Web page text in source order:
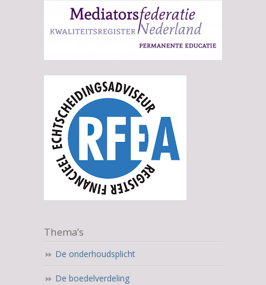
Thema’s
De onderhoudsplicht
De boedelverdeling